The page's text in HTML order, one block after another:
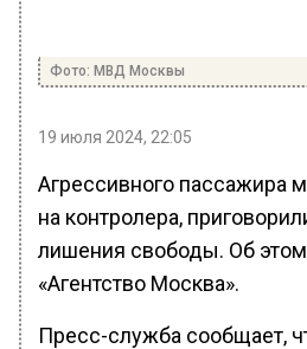
Фото: МВД Москвы
19 июля 2024, 22:05
Агрессивного пассажира
на контролера,
лишения свободы. Об
«Агентство Москва».
Пресс-служба сообщает,